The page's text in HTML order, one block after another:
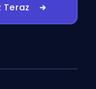
Teraz